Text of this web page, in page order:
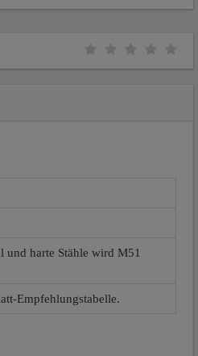
harte Stähle wird M51
Empfehlungstabelle.